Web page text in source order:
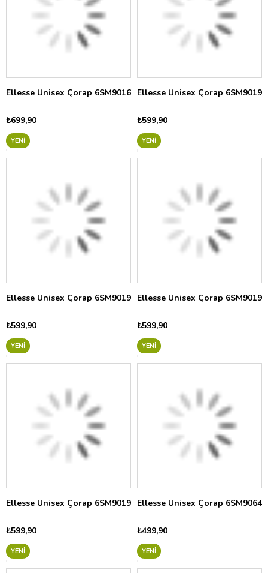
Ellesse Unisex Çorap 6SM9016
₺699,90
YENI
Ellesse Unisex Çorap 6SM9019
₺599,90
YENI
Ellesse Unisex Çorap 6SM9019
₺599,90
YENI
Ellesse Unisex Çorap 6SM9019
₺599,90
YENI
Ellesse Unisex Çorap 6SM9019
₺599,90
YENI
Ellesse Unisex Çorap 6SM9064
₺499,90
YENI